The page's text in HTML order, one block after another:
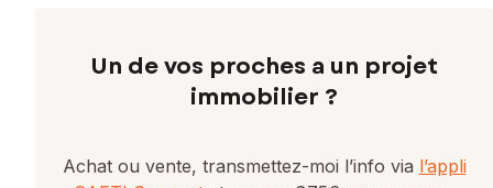
Un de vos proches a un projet
immobilier ?
Achat ou vente, transmettez-moi l’info via l’appli